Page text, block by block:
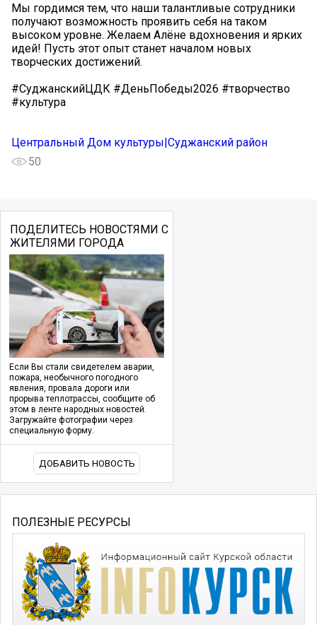
Мы гордимся тем, что наши талантливые сотрудники
получают возможность проявить себя на таком
высоком уровне. Желаем Алёне вдохновения и ярких
идей! Пусть этот опыт станет началом новых
творческих достижений.
#СуджанскийЦДК #ДеньПобеды2026 #творчество
#культура
Центральный Дом культуры|Суджанский район
50
ПОДЕЛИТЕСЬ НОВОСТЯМИ С
ЖИТЕЛЯМИ ГОРОДА
Если Вы стали свидетелем аварии,
пожара, необычного погодного
явления, провала дороги или
прорыва теплотрассы, сообщите об
этом в ленте народных новостей.
Загружайте фотографии через
специальную форму.
ДОБАВИТЬ НОВОСТЬ
ПОЛЕЗНЫЕ РЕСУРСЫ